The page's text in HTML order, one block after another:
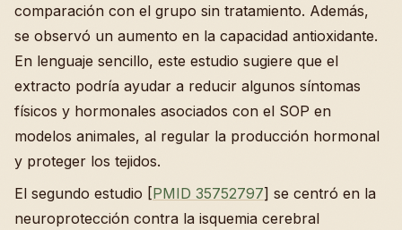
comparación con el grupo sin tratamiento. Además,
se observó un aumento en la capacidad antioxidante.
En lenguaje sencillo, este estudio sugiere que el
extracto podría ayudar a reducir algunos síntomas
físicos y hormonales asociados con el SOP en
modelos animales, al regular la producción hormonal
y proteger los tejidos.
El segundo estudio [PMID 35752797] se centró en la
neuroprotección contra la isquemia cerebral